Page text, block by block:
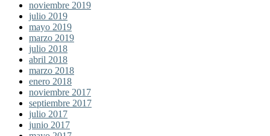
noviembre 2019
julio 2019
mayo 2019
marzo 2019
julio 2018
abril 2018
marzo 2018
enero 2018
noviembre 2017
septiembre 2017
julio 2017
junio 2017